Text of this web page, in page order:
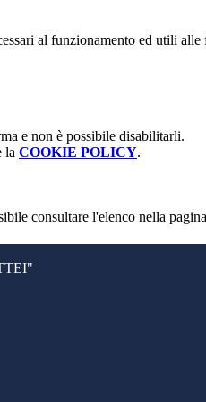
al funzionamento ed utili
e non è possibile disabilitarli.
la COOKIE POLICY.
consultare l'elenco nella